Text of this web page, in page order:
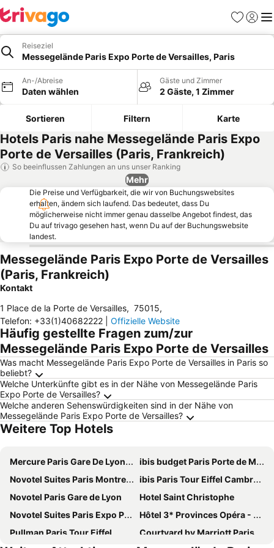
Favoriten
Reiseziel
Messegelände Paris Expo Porte de Versailles, Paris
An-/Abreise
Daten wählen
Gäste und Zimmer
2 Gäste, 1 Zimmer
Sortieren Filtern Karte
Hotels Paris nahe Messegelände Paris Expo
Porte de Versailles (Paris, Frankreich)
So beeinflussen Zahlungen an uns unser Ranking
Mehr
Die Preise und Verfügbarkeit, die wir von Buchungswebsites
erhalten, ändern sich laufend. Das bedeutet, dass Du
möglicherweise nicht immer genau dasselbe Angebot findest, das
Du auf trivago gesehen hast, wenn Du auf der Buchungswebsite
landest.
Messegelände Paris Expo Porte de Versailles
(Paris, Frankreich)
Kontakt
1 Place de la Porte de Versailles, 75015,
Telefon: +33(1)40682222 Offizielle Website
Häufig gestellte Fragen zum/zur
Messegelände Paris Expo Porte de Versailles
Was macht Messegelände Paris Expo Porte de Versailles in Paris so
beliebt?
Welche Unterkünfte gibt es in der Nähe von Messegelände Paris
Expo Porte de Versailles?
Welche anderen Sehenswürdigkeiten sind in der Nähe von
Messegelände Paris Expo Porte de Versailles?
Weitere Top Hotels
Mercure Paris Gare De Lyon TGV
ibis budget Paris Porte de Montmartre
Novotel Suites Paris Montreuil Vincennes
ibis Paris Tour Eiffel Cambronne 15ème
Novotel Paris Gare de Lyon
Hotel Saint Christophe
Novotel Suites Paris Expo Porte de Versailles
Hôtel 3* Provinces Opéra - Vacances Bleues
Pullman Paris Tour Eiffel
Courtyard by Marriott Paris Gare de Lyon